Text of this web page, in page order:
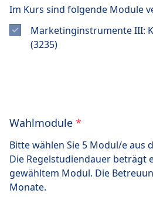
Im Kurs sind folgende Module
Marketinginstrumente III:
(3235)
Wahlmodule *
Bitte wählen Sie 5 Modul/e aus
Die Regelstudiendauer beträgt
gewähltem Modul. Die
Monate.